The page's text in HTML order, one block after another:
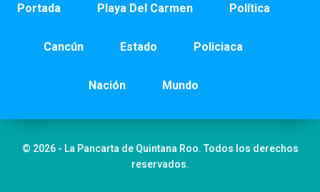
Portada Playa Del Carmen Política
Cancún Estado Policiaca
Nación Mundo
© 2026 - La Pancarta de Quintana Roo. Todos los derechos
reservados.